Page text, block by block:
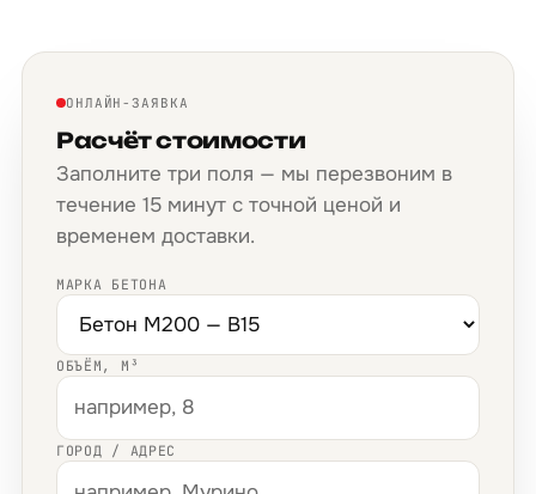
ОНЛАЙН-ЗАЯВКА
Расчёт стоимости
Заполните три поля — мы перезвоним в
течение 15 минут с точной ценой и
временем доставки.
МАРКА БЕТОНА
ОБЪЁМ, М³
ГОРОД / АДРЕС